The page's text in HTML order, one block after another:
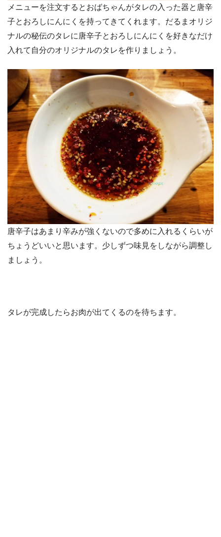
メニューを注文するとおばちゃんがタレの入った器と唐辛
子とおろしにんにくを持ってきてくれます。だるまオリジ
ナルの秘伝のタレに唐辛子とおろしにんにくを好きなだけ
入れて自分のオリジナルのタレを作りましょう。
唐辛子はあまり辛みが強くないので多めに入れるくらいが
ちょうどいいと思います。少しずつ味見をしながら調整し
ましょう。
タレが完成したらお肉が出てくるのを待ちます。